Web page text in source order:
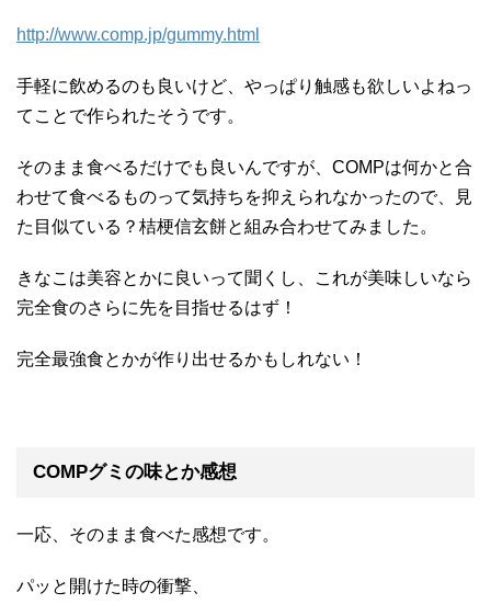
http://www.comp.jp/gummy.html
手軽に飲めるのも良いけど、やっぱり触感も欲しいよねっ
てことで作られたそうです。
そのまま食べるだけでも良いんですが、COMPは何かと合
わせて食べるものって気持ちを抑えられなかったので、見
た目似ている？桔梗信玄餅と組み合わせてみました。
きなこは美容とかに良いって聞くし、これが美味しいなら
完全食のさらに先を目指せるはず！
完全最強食とかが作り出せるかもしれない！
COMPグミの味とか感想
一応、そのまま食べた感想です。
パッと開けた時の衝撃、